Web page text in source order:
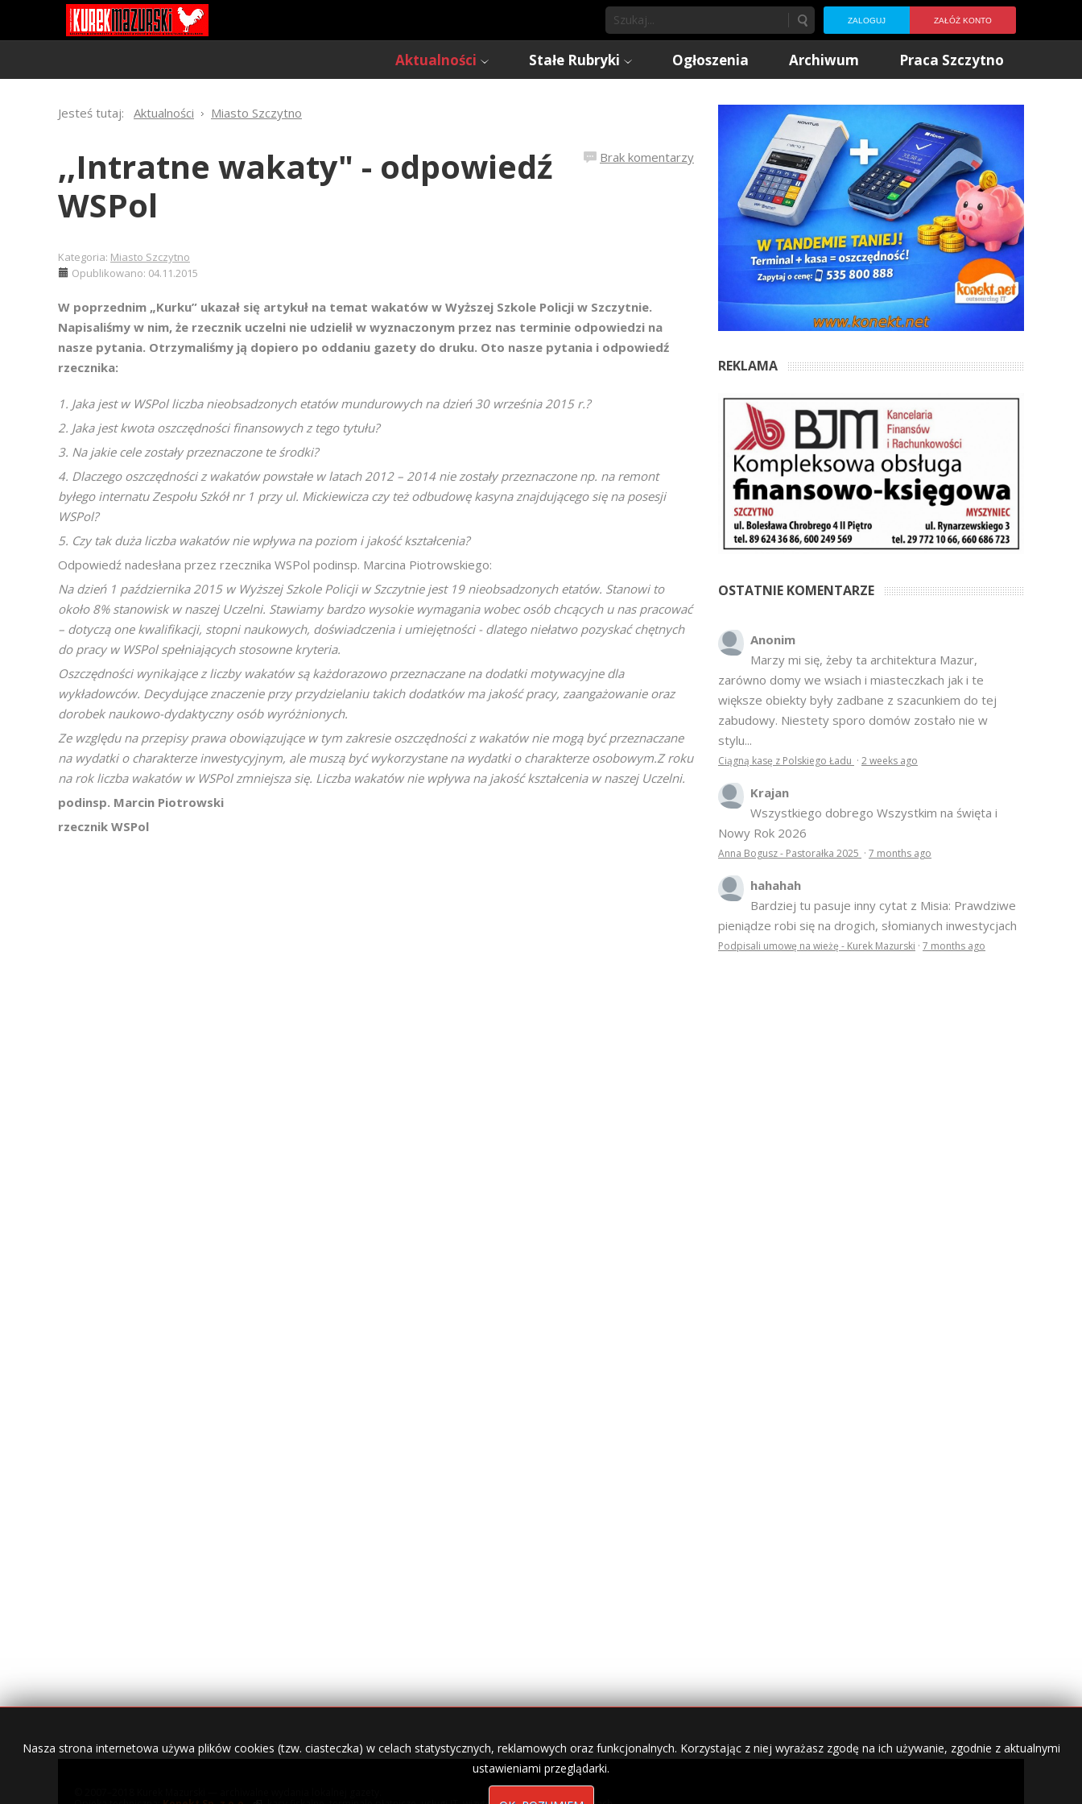
ZALOGUJ ZAŁÓŻ KONTO
Aktualności Stałe Rubryki Ogłoszenia Archiwum Praca Szczytno
Jesteś tutaj: Aktualności Miasto Szczytno
Brak komentarzy
,,Intratne wakaty" - odpowiedź
WSPol
Kategoria: Miasto Szczytno
Opublikowano: 04.11.2015
W poprzednim „Kurku” ukazał się artykuł na temat wakatów w Wyższej Szkole Policji w Szczytnie.
Napisaliśmy w nim, że rzecznik uczelni nie udzielił w wyznaczonym przez nas terminie odpowiedzi na
nasze pytania. Otrzymaliśmy ją dopiero po oddaniu gazety do druku. Oto nasze pytania i odpowiedź
rzecznika:
1. Jaka jest w WSPol liczba nieobsadzonych etatów mundurowych na dzień 30 września 2015 r.?
2. Jaka jest kwota oszczędności finansowych z tego tytułu?
3. Na jakie cele zostały przeznaczone te środki?
4. Dlaczego oszczędności z wakatów powstałe w latach 2012 – 2014 nie zostały przeznaczone np. na remont
byłego internatu Zespołu Szkół nr 1 przy ul. Mickiewicza czy też odbudowę kasyna znajdującego się na posesji
WSPol?
5. Czy tak duża liczba wakatów nie wpływa na poziom i jakość kształcenia?
Odpowiedź nadesłana przez rzecznika WSPol podinsp. Marcina Piotrowskiego:
Na dzień 1 października 2015 w Wyższej Szkole Policji w Szczytnie jest 19 nieobsadzonych etatów. Stanowi to
około 8% stanowisk w naszej Uczelni. Stawiamy bardzo wysokie wymagania wobec osób chcących u nas pracować
– dotyczą one kwalifikacji, stopni naukowych, doświadczenia i umiejętności - dlatego niełatwo pozyskać chętnych
do pracy w WSPol spełniających stosowne kryteria.
Oszczędności wynikające z liczby wakatów są każdorazowo przeznaczane na dodatki motywacyjne dla
wykładowców. Decydujące znaczenie przy przydzielaniu takich dodatków ma jakość pracy, zaangażowanie oraz
dorobek naukowo-dydaktyczny osób wyróżnionych.
Ze względu na przepisy prawa obowiązujące w tym zakresie oszczędności z wakatów nie mogą być przeznaczane
na wydatki o charakterze inwestycyjnym, ale muszą być wykorzystane na wydatki o charakterze osobowym.Z roku
na rok liczba wakatów w WSPol zmniejsza się. Liczba wakatów nie wpływa na jakość kształcenia w naszej Uczelni.
podinsp. Marcin Piotrowski
rzecznik WSPol
REKLAMA
OSTATNIE KOMENTARZE
Anonim
Marzy mi się, żeby ta architektura Mazur,
zarówno domy we wsiach i miasteczkach jak i te
większe obiekty były zadbane z szacunkiem do tej
zabudowy. Niestety sporo domów zostało nie w
stylu...
Ciągną kasę z Polskiego Ładu · 2 weeks ago
Krajan
Wszystkiego dobrego Wszystkim na święta i
Nowy Rok 2026
Anna Bogusz - Pastorałka 2025 · 7 months ago
hahahah
Bardziej tu pasuje inny cytat z Misia: Prawdziwe
pieniądze robi się na drogich, słomianych inwestycjach
Podpisali umowę na wieżę - Kurek Mazurski · 7 months ago
Nasza strona internetowa używa plików cookies (tzw. ciasteczka) w celach statystycznych, reklamowych oraz funkcjonalnych. Korzystając z niej wyrażasz zgodę na ich używanie, zgodnie z aktualnymi
ustawieniami przeglądarki.